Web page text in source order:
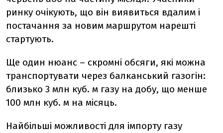
ринку очікують, що він виявиться вдалим і
постачання за новим маршрутом нарешті
стартують.
Ще один нюанс – скромні обсяги, які можна
транспортувати через балканський газогін:
близько 3 млн куб. м газу на добу, що менше
100 млн куб. м на місяць.
Найбільші можливості для імпорту газу